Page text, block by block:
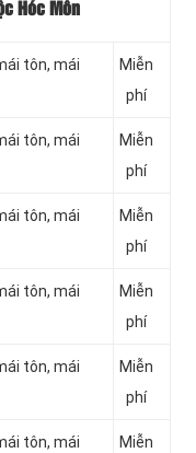
Hóc Môn
tôn, mái
Miễn
phí
tôn, mái
Miễn
phí
tôn, mái
Miễn
phí
tôn, mái
Miễn
phí
tôn, mái
Miễn
phí
tôn, mái
Miễn